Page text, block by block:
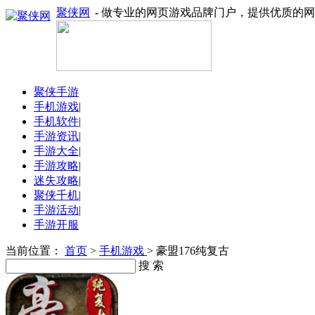
聚侠网 - 做专业的网页游戏品牌门户，提供优质的
聚侠手游
手机游戏|
手机软件|
手游资讯|
手游大全|
手游攻略|
迷失攻略|
聚侠千机|
手游活动|
手游开服
当前位置： 首页 > 手机游戏 > 豪盟176纯复古
搜 索